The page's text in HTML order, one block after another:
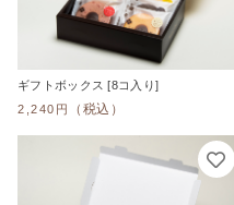
ギフトボックス [8コ入り]
2,240円
（税込）